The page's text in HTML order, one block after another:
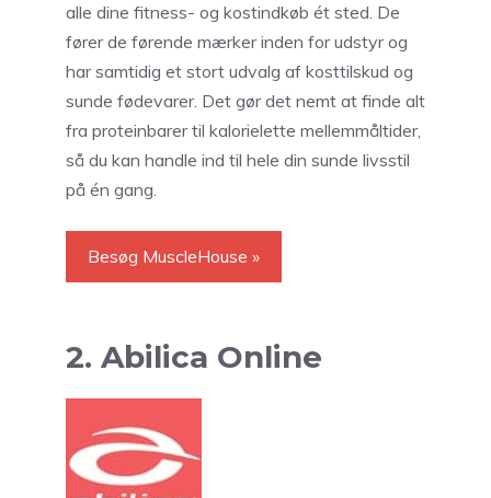
alle dine fitness- og kostindkøb ét sted. De
fører de førende mærker inden for udstyr og
har samtidig et stort udvalg af kosttilskud og
sunde fødevarer. Det gør det nemt at finde alt
fra proteinbarer til kalorielette mellemmåltider,
så du kan handle ind til hele din sunde livsstil
på én gang.
Besøg MuscleHouse »
2. Abilica Online